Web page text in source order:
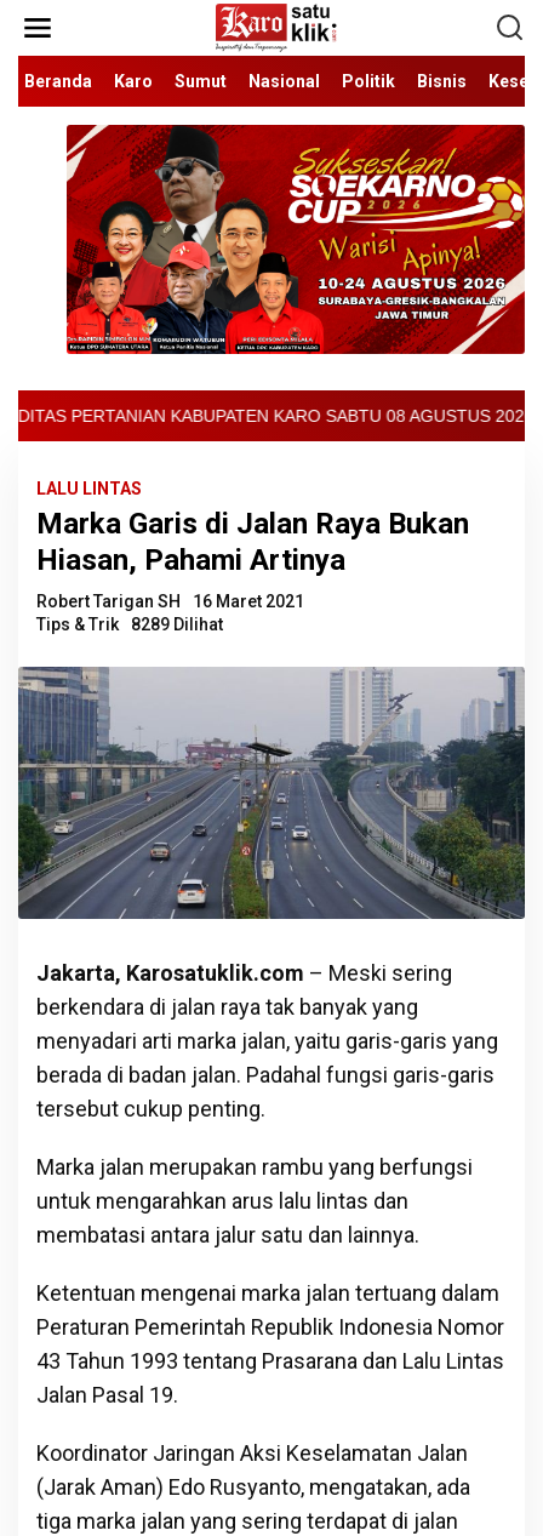
konten
Beranda
Karo Sumut Nasional Politik Bisnis
KARO SABTU 08 AGUSTUS 2026 - ARCIS BERASTAGI
LALU LINTAS
Marka Garis di Jalan Raya Bukan
Hiasan, Pahami Artinya
Robert Tarigan SH
16 Maret 2021
Tips & Trik
8289 Dilihat
Jakarta, Karosatuklik.com – Meski sering
berkendara di jalan raya tak banyak yang
menyadari arti marka jalan, yaitu garis-garis yang
berada di badan jalan. Padahal fungsi garis-garis
tersebut cukup penting.
Marka jalan merupakan rambu yang berfungsi
untuk mengarahkan arus lalu lintas dan
membatasi antara jalur satu dan lainnya.
Ketentuan mengenai marka jalan tertuang dalam
Peraturan Pemerintah Republik Indonesia Nomor
43 Tahun 1993 tentang Prasarana dan Lalu Lintas
Jalan Pasal 19.
Koordinator Jaringan Aksi Keselamatan Jalan
(Jarak Aman) Edo Rusyanto, mengatakan, ada
tiga marka jalan yang sering terdapat di jalan